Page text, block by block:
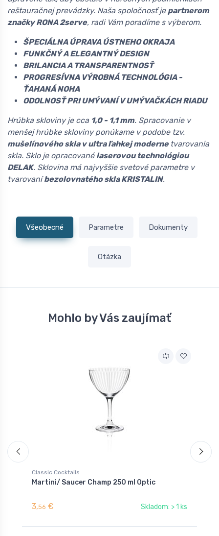
reštauračnej prevádzky. Naša spoločnosť je partnerom
značky RONA 2serve, radi Vám poradíme s výberom.
ŠPECIÁLNA ÚPRAVA ÚSTNEHO OKRAJA
FUNKČNÝ A ELEGANTNÝ DESIGN
BRILANCIA A TRANSPARENTNOSŤ
PROGRESÍVNA VÝROBNÁ TECHNOLÓGIA -
ŤAHANÁ NOHA
ODOLNOSŤ PRI UMÝVANÍ V UMÝVAČKÁCH RIADU
Hrúbka skloviny je cca 1,0 - 1,1 mm. Spracovanie v
menšej hrúbke skloviny ponúkame v podobe tzv.
mušelínového skla v ultra ľahkej moderne tvarovania
skla. Sklo je opracované laserovou technológiou
DELAK. Sklovina má najvyššie svetové parametre v
tvarovaníbezolovnatého skla KRISTALIN.
Všeobecné Parametre Dokumenty
Otázka
Mohlo by Vás zaujímať
Classic Cocktails
Martini/ Saucer Champ 250 ml Optic
3,56 € Skladom: > 1 ks